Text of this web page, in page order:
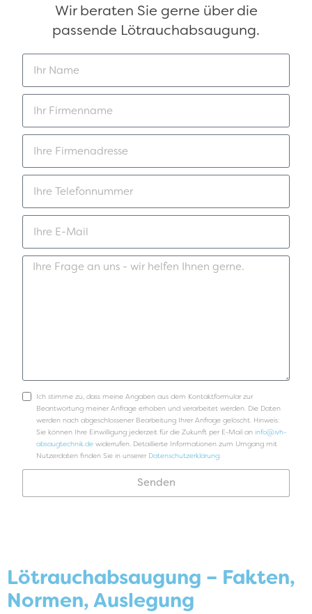
Wir beraten Sie gerne über die
passende Lötrauchabsaugung.
Ich stimme zu, dass meine Angaben aus dem Kontaktformular zur
Beantwortung meiner Anfrage erhoben und verarbeitet werden. Die Daten
werden nach abgeschlossener Bearbeitung Ihrer Anfrage gelöscht. Hinweis:
Sie können Ihre Einwilligung jederzeit für die Zukunft per E-Mail aninfo@ivh-
absaugtechnik.de widerrufen. Detaillierte Informationen zum Umgang mit
Nutzerdaten finden Sie in unserer Datenschutzerklärung.
Senden
Lötrauchabsaugung – Fakten,
Normen, Auslegung